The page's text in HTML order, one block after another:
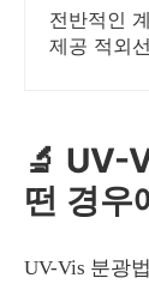
족도를 충
전반적인
제공 적외
🔬 UV-
떤 경우
UV-Vis 분광